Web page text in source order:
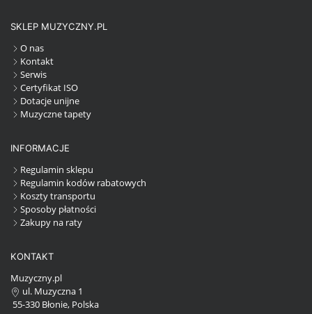
SKLEP MUZYCZNY.PL
O nas
Kontakt
Serwis
Certyfikat ISO
Dotacje unijne
Muzyczne tapety
INFORMACJE
Regulamin sklepu
Regulamin kodów rabatowych
Koszty transportu
Sposoby płatności
Zakupy na raty
KONTAKT
Muzyczny.pl
ul. Muzyczna 1
55-330 Błonie, Polska